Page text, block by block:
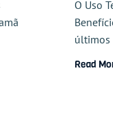
O Uso
últimos
Read